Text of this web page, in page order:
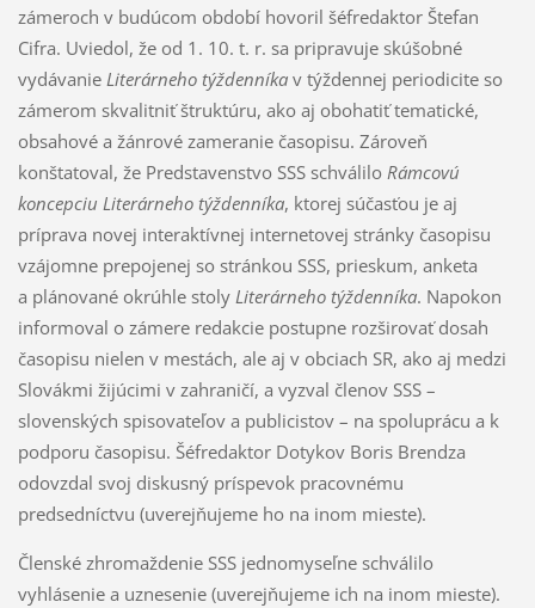
zámeroch v budúcom období hovoril šéfredaktor Štefan
Cifra. Uviedol, že od 1. 10. t. r. sa pripravuje skúšobné
vydávanie Literárneho týždenníkav týždennej periodicite so
zámerom skvalitniť štruktúru, ako aj obohatiť tematické,
obsahové a žánrové zameranie časopisu. Zároveň
konštatoval, že Predstavenstvo SSS schválilo Rámcovú
koncepciu Literárneho týždenníka, ktorej súčasťou je aj
príprava novej interaktívnej internetovej stránky časopisu
vzájomne prepojenej so stránkou SSS, prieskum, anketa
a plánované okrúhle stoly Literárneho týždenníka. Napokon
informoval o zámere redakcie postupne rozširovať dosah
časopisu nielen v mestách, ale aj v obciach SR, ako aj medzi
Slovákmi žijúcimi v zahraničí, a vyzval členov SSS –
slovenských spisovateľov a publicistov – na spoluprácu a k
podporu časopisu. Šéfredaktor Dotykov Boris Brendza
odovzdal svoj diskusný príspevok pracovnému
predsedníctvu (uverejňujeme ho na inom mieste).
Členské zhromaždenie SSS jednomyseľne schválilo
vyhlásenie a uznesenie (uverejňujeme ich na inom mieste).